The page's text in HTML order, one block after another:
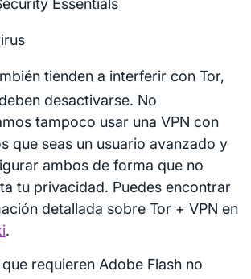
Essentials
tienden a interferir con Tor,
desactivarse. No
tampoco usar una VPN con
que seas un usuario avanzado y
ambos de forma que no
tu privacidad. Puedes encontrar
detallada sobre Tor + VPN en
.
requieren Adobe Flash no